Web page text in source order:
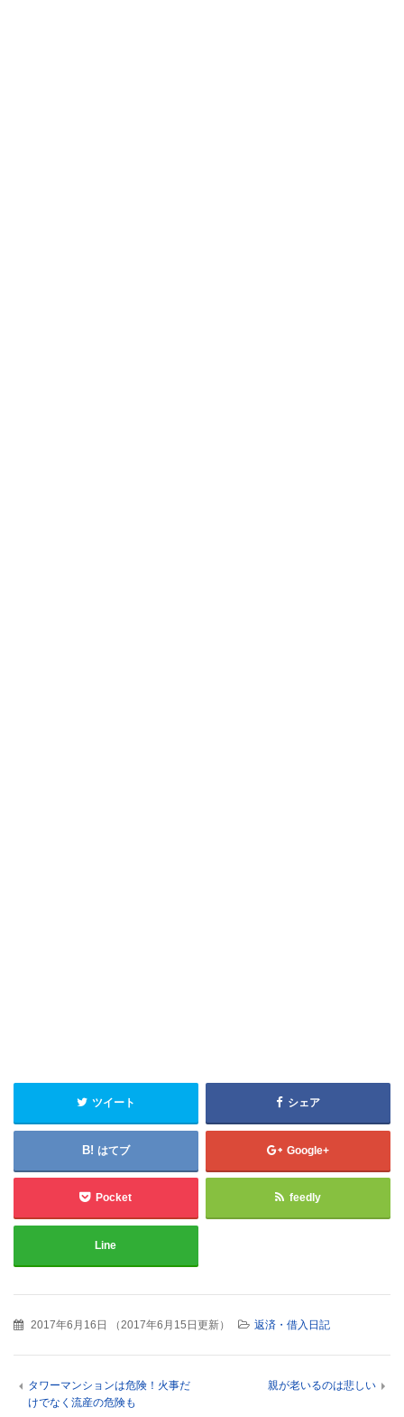
ツイート シェア
はてブ Google+
Pocket feedly
Line
2017年6月16日 （2017年6月15日更新） 返済・借入日記
タワーマンションは危険！火事だ
けでなく流産の危険も
親が老いるのは悲しい